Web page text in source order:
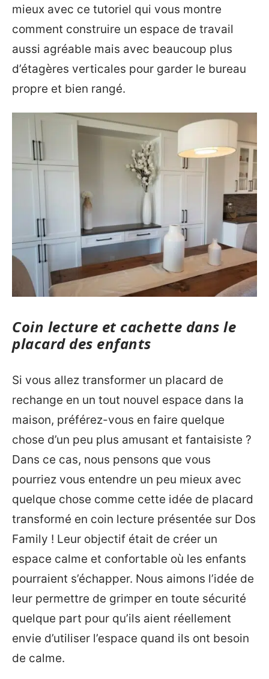
mieux avec ce tutoriel qui vous montre
comment construire un espace de travail
aussi agréable mais avec beaucoup plus
d’étagères verticales pour garder le bureau
propre et bien rangé.
Coin lecture et cachette dans le
placard des enfants
Si vous allez transformer un placard de
rechange en un tout nouvel espace dans la
maison, préférez-vous en faire quelque
chose d’un peu plus amusant et fantaisiste ?
Dans ce cas, nous pensons que vous
pourriez vous entendre un peu mieux avec
quelque chose comme cette idée de placard
transformé en coin lecture présentée sur Dos
Family ! Leur objectif était de créer un
espace calme et confortable où les enfants
pourraient s’échapper. Nous aimons l’idée de
leur permettre de grimper en toute sécurité
quelque part pour qu’ils aient réellement
envie d’utiliser l’espace quand ils ont besoin
de calme.